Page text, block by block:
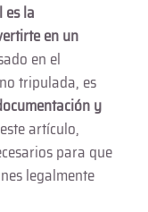
es la
en un
en el
tripulada, es
y
artículo,
para que
legalmente